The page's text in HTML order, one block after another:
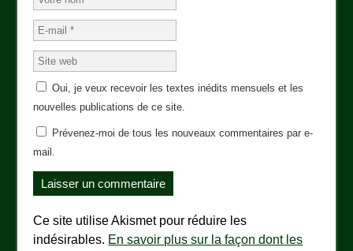
Oui, je veux recevoir les textes inédits mensuels et les
nouvelles publications de ce site.
Prévenez-moi de tous les nouveaux commentaires par e-
mail.
Ce site utilise Akismet pour réduire les
indésirables. En savoir plus sur la façon dont les